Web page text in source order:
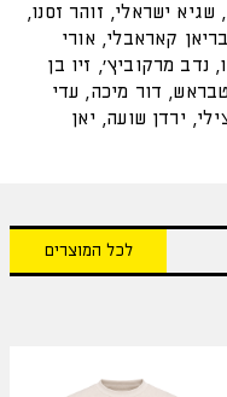
שגיא ישראלי, זוהר זסנו,
קאראבלי, אורי
נדב מרקוביץ׳, זיו בן
טבראש, דור מיכה, עדי
ירדן שועה, יאן
לכל המוצרים